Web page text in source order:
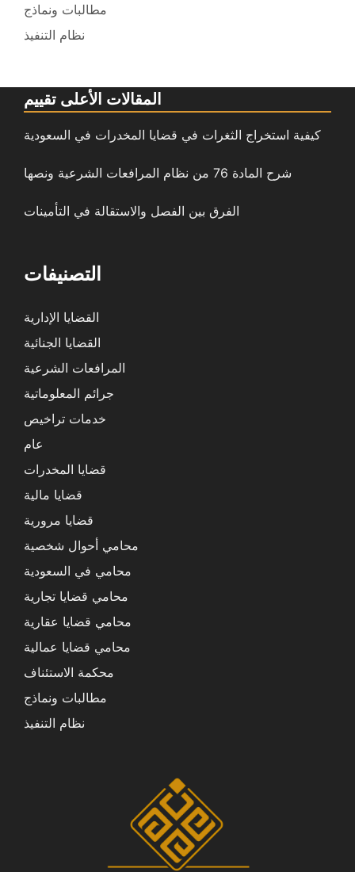
مطالبات ونماذج
نظام التنفيذ
المقالات الأعلى تقييم
كيفية استخراج الثغرات في قضايا المخدرات في السعودية
شرح المادة 76 من نظام المرافعات الشرعية ونصها
التصنيفات
القضايا الإدارية
القضايا الجنائية
المرافعات الشرعية
جرائم المعلوماتية
خدمات تراخيص
عام
قضايا المخدرات
قضايا مالية
قضايا مرورية
محامي أحوال شخصية
محامي في السعودية
محامي قضايا تجارية
محامي قضايا عقارية
محامي قضايا عمالية
محكمة الاستئناف
مطالبات ونماذج
نظام التنفيذ